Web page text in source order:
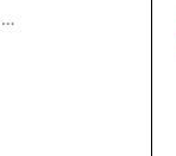
Einkauf / Logistik / Materialwirtschaft (5)